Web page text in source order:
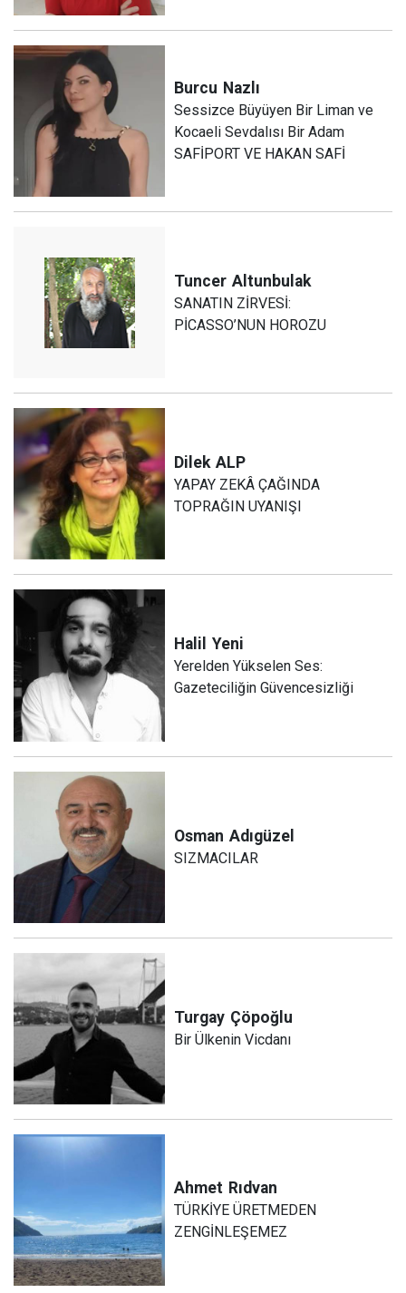
Burcu Nazlı
Sessizce Büyüyen Bir Liman ve
Kocaeli Sevdalısı Bir Adam
SAFİPORT VE HAKAN SAFİ
Tuncer Altunbulak
SANATIN ZİRVESİ:
PİCASSO’NUN HOROZU
Dilek ALP
YAPAY ZEKÂ ÇAĞINDA
TOPRAĞIN UYANIŞI
Halil Yeni
Yerelden Yükselen Ses:
Gazeteciliğin Güvencesizliği
Osman Adıgüzel
SIZMACILAR
Turgay Çöpoğlu
Bir Ülkenin Vicdanı
Ahmet Rıdvan
TÜRKİYE ÜRETMEDEN
ZENGİNLEŞEMEZ